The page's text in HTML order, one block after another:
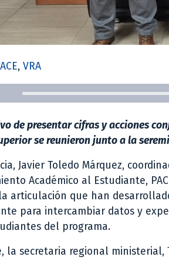
, VRA
de presentar cifras y acciones
se reunieron junto a la
Javier Toledo Márquez,
Académico al Estudiante,
articulación que han
para intercambiar datos y
del programa.
la secretaria regional